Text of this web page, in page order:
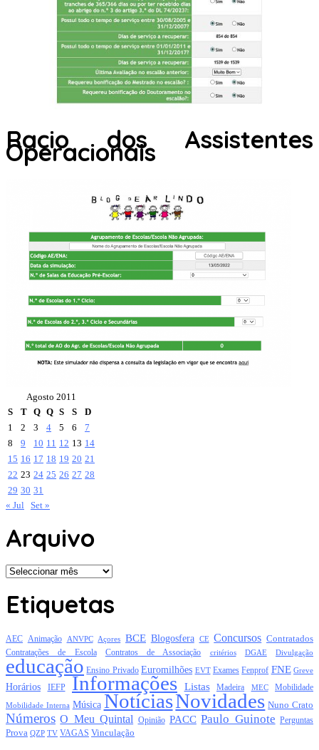
Racio dos Assistentes
Operacionais
Agosto 2011
S
T Q Q S S
D
1
2 3 4 5 6
7
8
9 10 11 12 13 14
15 16 17 18 19 20 21
22 23 24 25 26 27 28
29 30 31
« Jul
Set »
Arquivo
Arquivo
Etiquetas
AEC Animação ANVPC Açores BCE Blogosfera CE Concursos Contratados
Contratações de Escola Contratos de Associação critérios DGAE Divulgação
educação Ensino Privado Euromilhões EVT Exames Fenprof FNE Greve
Horários IEFP Informações Listas Madeira MEC Mobilidade
Mobilidade Interna Música NotíciasNovidades Nuno Crato
Números O Meu Quintal Opinião PACC Paulo Guinote Perguntas
Prova QZP TV VAGAS Vinculação